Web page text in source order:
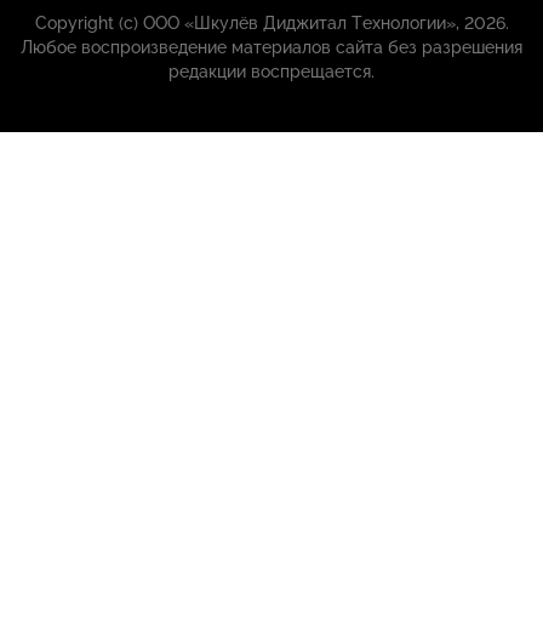
Copyright (с) ООО «Шкулёв Диджитал Технологии», 2026.
Любое воспроизведение материалов сайта без разрешения
редакции воспрещается.